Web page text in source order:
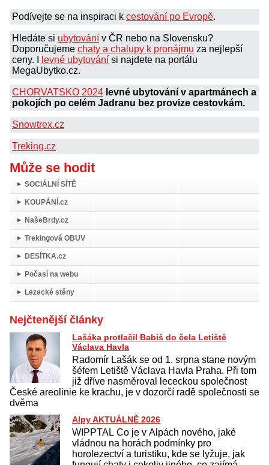
Podívejte se na inspiraci k cestování po Evropě.
Hledáte si ubytování v ČR nebo na Slovensku?
Doporučujeme chaty a chalupy k pronájmu za nejlepší
ceny. I
levné ubytování si najdete na portálu
MegaUbytko.cz.
CHORVATSKO 2024 levné ubytování v apartmánech a
pokojích po celém Jadranu bez provize cestovkám.
Snowtrex.cz
Treking.cz
Může se hodit
SOCIÁLNÍ SÍTĚ
KOUPÁNÍ.cz
NašeBrdy.cz
Trekingová OBUV
DESÍTKA.cz
Počasí na webu
Lezecké stěny
Nejčtenější články
Lašáka protlačil Babiš do čela Letiště
Václava Havla
Radomír Lašák se od 1. srpna stane novým
šéfem Letiště Václava Havla Praha. Při tom
již dříve nasměroval lececkou společnost
České areolinie ke krachu, je v dozorčí radě společnosti se
dvěma
Alpy AKTUÁLNĚ 2026
WIPPTAL Co je v Alpách nového, jaké
vládnou na horách podmínky pro
horolezectví a turistiku, kde se lyžuje, jak